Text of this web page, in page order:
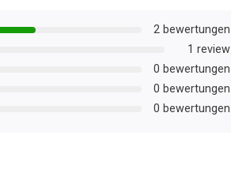
2 bewertungen
1 review
0 bewertungen
0 bewertungen
0 bewertungen